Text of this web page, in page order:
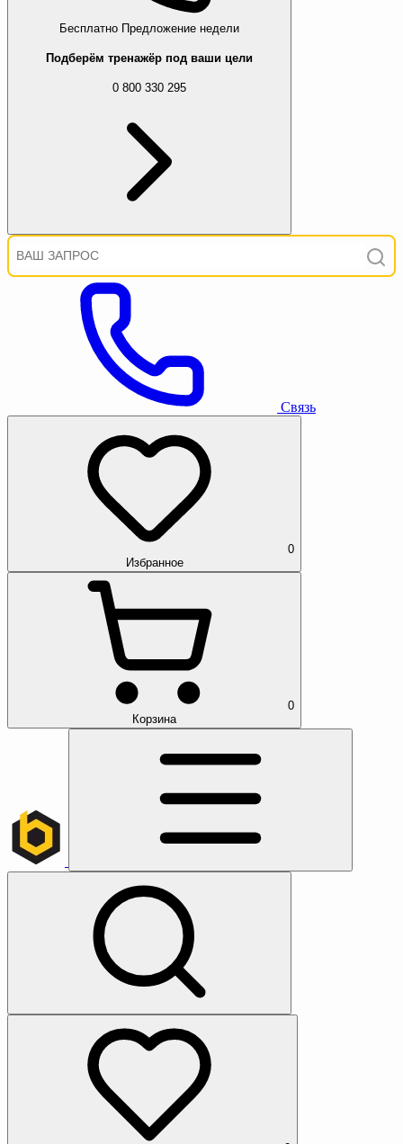
Бесплатно Предложение недели
Подберём тренажёр под ваши цели
0 800 330 295
Связь
0
Избранное
0
Корзина